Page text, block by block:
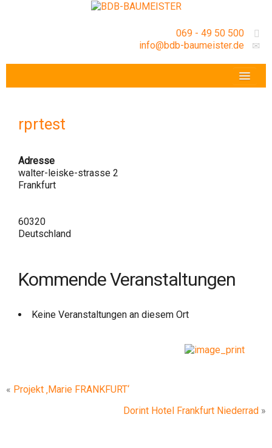
069 - 49 50 500
info@bdb-baumeister.de
GESCHÄFTSSTELLE
rprtest
Adresse
walter-leiske-strasse 2
Frankfurt
60320
Deutschland
Kommende Veranstaltungen
Keine Veranstaltungen an diesem Ort
« Projekt ‚Marie FRANKFURT‘
Dorint Hotel Frankfurt Niederrad »